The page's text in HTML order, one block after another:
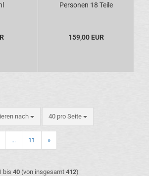
Personen 18 Teile
159,00 EUR
nach
nach 40 pro Seite
pro Seite
... 11 »
bis 40(von insgesamt 412)